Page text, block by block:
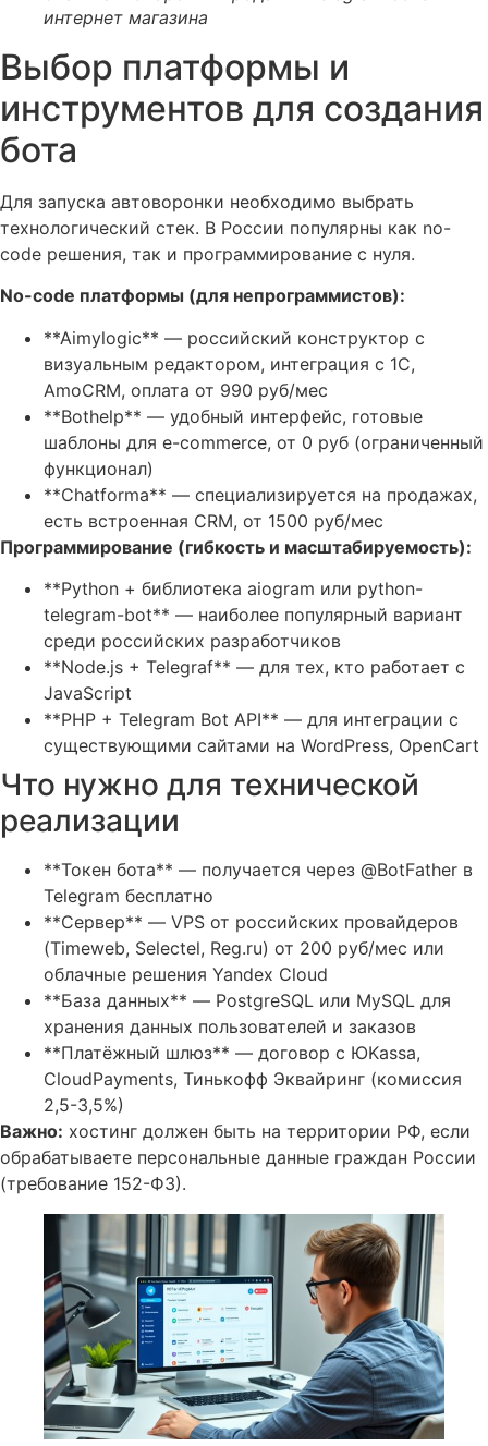
интернет магазина
Выбор платформы и
инструментов для создания
бота
Для запуска автоворонки необходимо выбрать
технологический стек. В России популярны как no-
code решения, так и программирование с нуля.
No-code платформы (для непрограммистов):
**Aimylogic** — российский конструктор с
визуальным редактором, интеграция с 1С,
AmoCRM, оплата от 990 руб/мес
**Bothelp** — удобный интерфейс, готовые
шаблоны для e-commerce, от 0 руб (ограниченный
функционал)
**Chatforma** — специализируется на продажах,
есть встроенная CRM, от 1500 руб/мес
Программирование (гибкость и масштабируемость):
**Python + библиотека aiogram или python-
telegram-bot** — наиболее популярный вариант
среди российских разработчиков
**Node.js + Telegraf** — для тех, кто работает с
JavaScript
**PHP + Telegram Bot API** — для интеграции с
существующими сайтами на WordPress, OpenCart
Что нужно для технической
реализации
**Токен бота** — получается через @BotFather в
Telegram бесплатно
**Сервер** — VPS от российских провайдеров
(Timeweb, Selectel, Reg.ru) от 200 руб/мес или
облачные решения Yandex Cloud
**База данных** — PostgreSQL или MySQL для
хранения данных пользователей и заказов
**Платёжный шлюз** — договор с ЮKassa,
CloudPayments, Тинькофф Эквайринг (комиссия
2,5-3,5%)
Важно: хостинг должен быть на территории РФ, если
обрабатываете персональные данные граждан России
(требование 152-ФЗ).